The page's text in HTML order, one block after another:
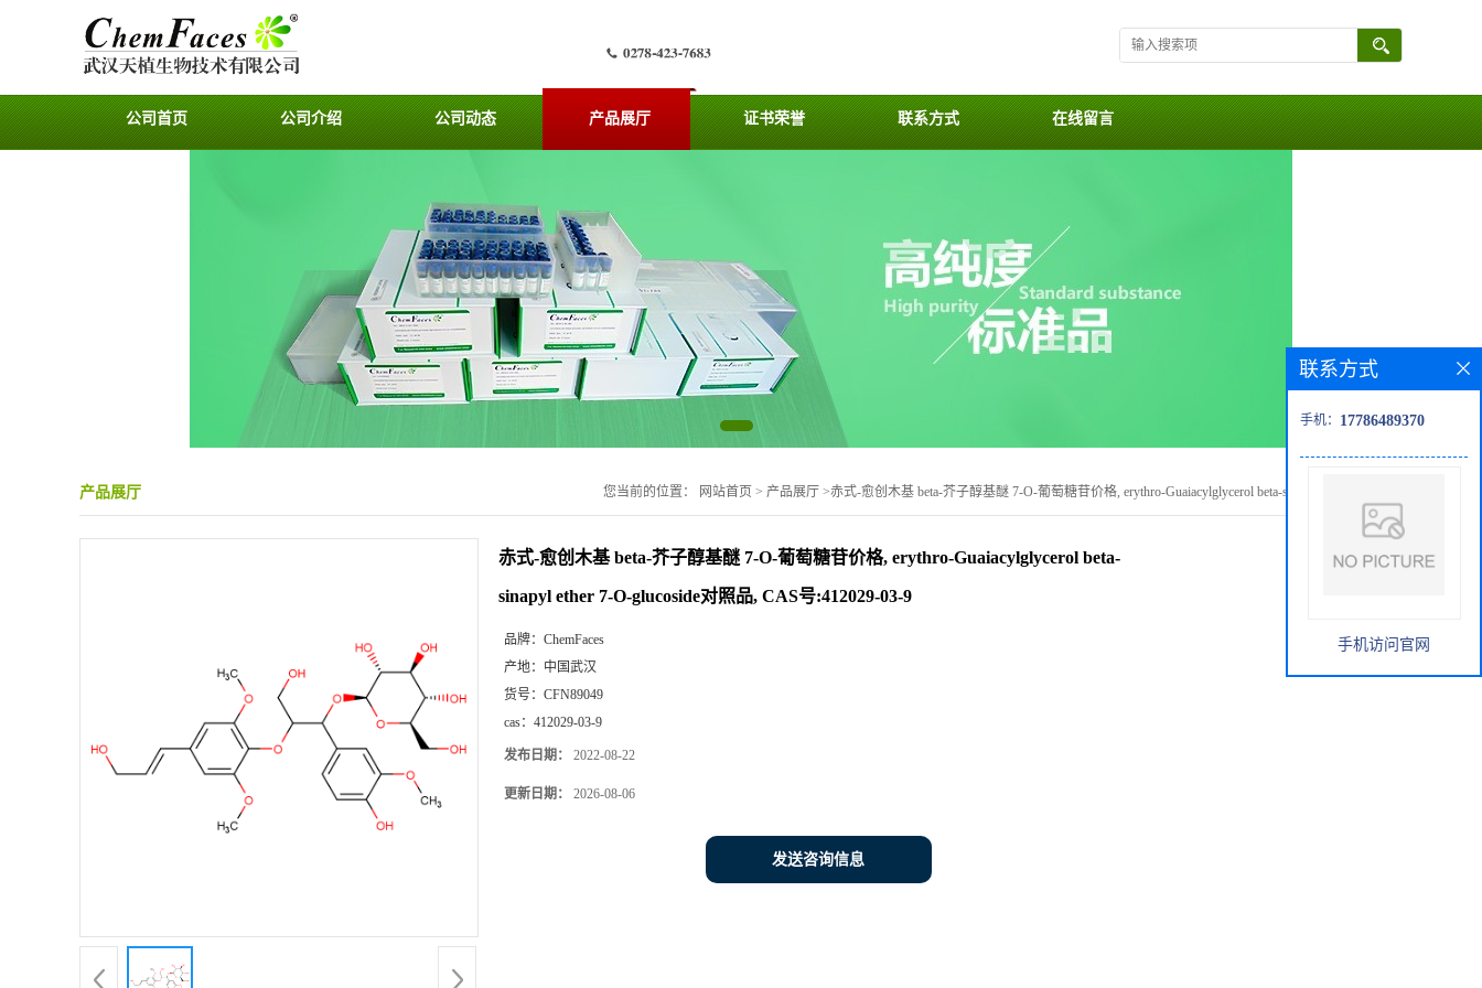
公司首页 公司介绍 公司动态 产品展厅 证书荣誉 联系方式 在线留言
产品展厅 您当前的位置： 网站首页 > 产品展厅 >赤式-愈创木基 beta-芥子醇基醚 7-O-葡萄糖苷价格, erythro-Guaiacylglycerol beta-sinapyl ether 7-
赤式-愈创木基 beta-芥子醇基醚 7-O-葡萄糖苷价格, erythro-Guaiacylglycerol beta-
sinapyl ether 7-O-glucoside对照品, CAS号:412029-03-9
品牌： ChemFaces
产地： 中国武汉
货号： CFN89049
cas： 412029-03-9
发布日期： 2022-08-22
更新日期： 2026-08-06
发送咨询信息
联系方式
手机： 17786489370
手机访问官网